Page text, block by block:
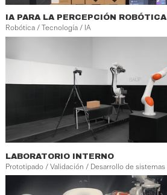
IA PARA LA PERCEPCIÓN ROBÓTICA
Robótica / Tecnología / IA
LABORATORIO INTERNO
Prototipado / Validación / Desarrollo de sistemas